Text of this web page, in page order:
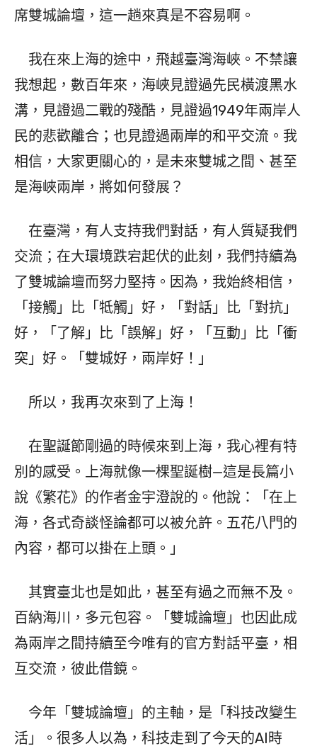
席雙城論壇，這一趟來真是不容易啊。
我在來上海的途中，飛越臺灣海峽。不禁讓
我想起，數百年來，海峽見證過先民橫渡黑水
溝，見證過二戰的殘酷，見證過1949年兩岸人
民的悲歡離合；也見證過兩岸的和平交流。我
相信，大家更關心的，是未來雙城之間、甚至
是海峽兩岸，將如何發展？
在臺灣，有人支持我們對話，有人質疑我們
交流；在大環境跌宕起伏的此刻，我們持續為
了雙城論壇而努力堅持。因為，我始終相信，
「接觸」比「牴觸」好，「對話」比「對抗」
好，「了解」比「誤解」好，「互動」比「衝
突」好。「雙城好，兩岸好！」
所以，我再次來到了上海！
在聖誕節剛過的時候來到上海，我心裡有特
別的感受。上海就像一棵聖誕樹—這是長篇小
說《繁花》的作者金宇澄說的。他說：「在上
海，各式奇談怪論都可以被允許。五花八門的
內容，都可以掛在上頭。」
其實臺北也是如此，甚至有過之而無不及。
百納海川，多元包容。「雙城論壇」也因此成
為兩岸之間持續至今唯有的官方對話平臺，相
互交流，彼此借鏡。
今年「雙城論壇」的主軸，是「科技改變生
活」。很多人以為，科技走到了今天的AI時